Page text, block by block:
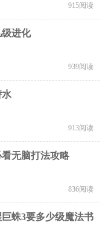
915阅读
级进化
939阅读
水
913阅读
无脑打法攻略
836阅读
蛛3要多少级魔法书